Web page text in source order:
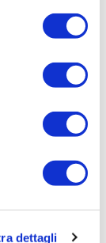
dettagli